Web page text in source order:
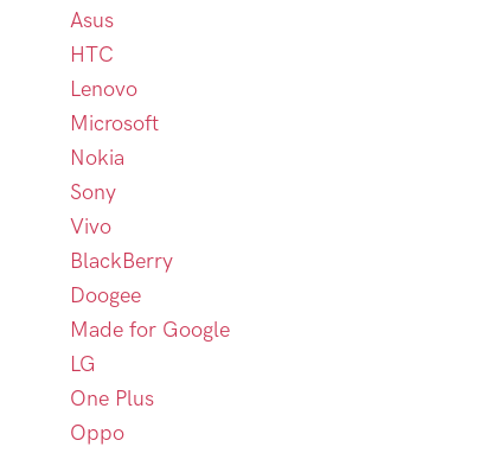
Asus
HTC
Lenovo
Microsoft
Nokia
Sony
Vivo
BlackBerry
Doogee
Made for Google
LG
One Plus
Oppo